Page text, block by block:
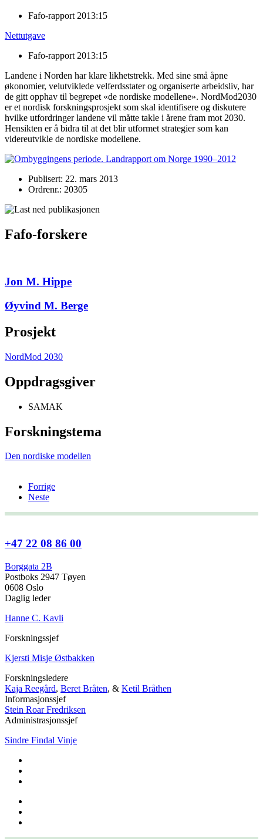
Fafo-rapport 2013:15
Nettutgave
Fafo-rapport 2013:15
Landene i Norden har klare likhetstrekk. Med sine små åpne
økonomier, velutviklede velferdsstater og organiserte arbeidsliv, har
de gitt opphav til begrepet «de nordiske modellene». NordMod2030
er et nordisk forskningsprosjekt som skal identifisere og diskutere
hvilke utfordringer landene vil måtte takle i årene fram mot 2030.
Hensikten er å bidra til at det blir utformet strategier som kan
videreutvikle de nordiske modellene.
Publisert: 22. mars 2013
Ordrenr.: 20305
Fafo-forskere
Jon M. Hippe
Øyvind M. Berge
Prosjekt
NordMod 2030
Oppdragsgiver
SAMAK
Forskningstema
Den nordiske modellen
Forrige
Neste
+47 22 08 86 00
Borggata 2B
Postboks 2947 Tøyen
0608 Oslo
Daglig leder
Hanne C. Kavli
Forskningssjef
Kjersti Misje Østbakken
Forskningsledere
Kaja Reegård, Beret Bråten, & Ketil Bråthen
Informasjonssjef
Stein Roar Fredriksen
Administrasjonssjef
Sindre Findal Vinje